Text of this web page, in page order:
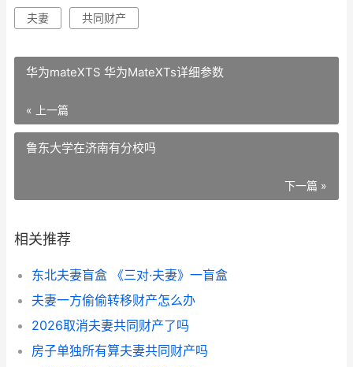
夫妻 共同财产
华为mateXTS 华为MateXTs详细参数
« 上一篇
鲁东大学在济南有分校吗
下一篇 »
相关推荐
东北夫妻盲盒 《三对·夫妻》一盲盒
夫妻一方偷偷转移财产怎么办
2026取消夫妻共同财产了吗
房子单独所有算夫妻共同财产吗